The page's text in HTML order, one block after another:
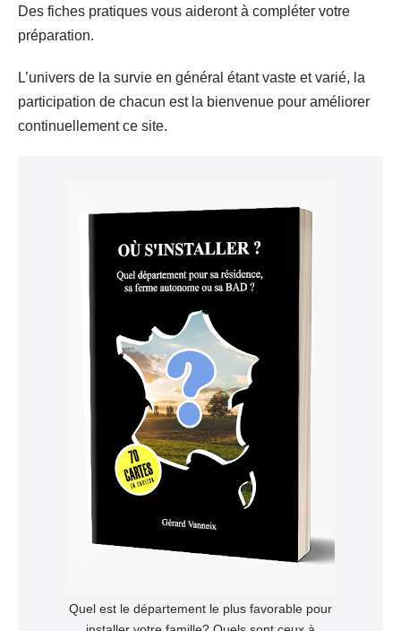
Des fiches pratiques vous aideront à compléter votre
préparation.
L’univers de la survie en général étant vaste et varié, la
participation de chacun est la bienvenue pour améliorer
continuellement ce site.
Quel est le département le plus favorable pour